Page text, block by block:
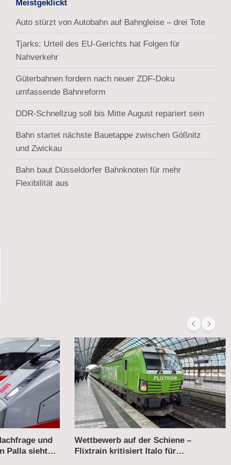
Meistgeklickt
Auto stürzt von Autobahn auf Bahngleise – drei Tote
Tjarks: Urteil des EU-Gerichts hat Folgen für
Nahverkehr
Güterbahnen fordern nach neuer ZDF-Doku
umfassende Bahnreform
DDR-Schnellzug soll bis Mitte August repariert sein
Bahn startet nächste Bauetappe zwischen Gößnitz
und Zwickau
Bahn baut Düsseldorfer Bahnknoten für mehr
Flexibilität aus
und
Palla sieht
Wettbewerb auf der Schiene –
Flixtrain kritisiert Italo für